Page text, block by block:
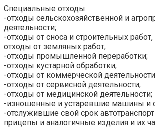
Специальные отходы:
-отходы сельскохозяйственной и
деятельности;
-отходы от сноса и строительных
отходы от земляных работ;
-отходы промышленной переработки;
-отходы кустарной обработки;
-отходы от коммерческой
-отходы от сервисной деятельности;
-отходы от медицинской деятельности;
-изношенные и устаревшие машины и
-отслужившие свой срок
прицепы и аналогичные изделия и их